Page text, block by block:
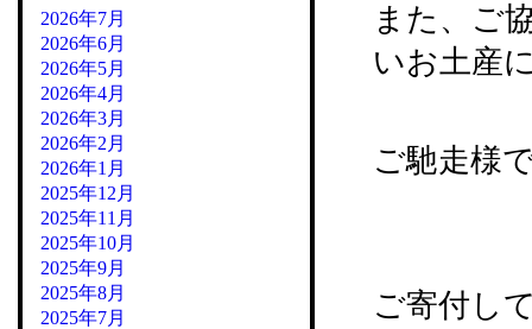
また、ご
いお土産
ご馳走様
ご寄付し
2026年7月
2026年6月
2026年5月
2026年4月
2026年3月
2026年2月
2026年1月
2025年12月
2025年11月
2025年10月
2025年9月
2025年8月
2025年7月